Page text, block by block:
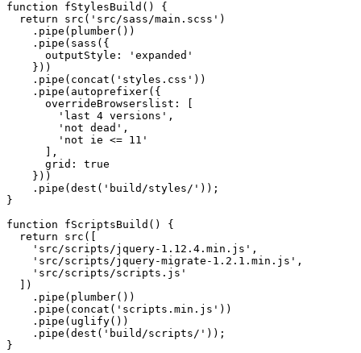
function fStylesBuild() {
  return src('src/sass/main.scss')
    .pipe(plumber())
    .pipe(sass({
      outputStyle: 'expanded'
    }))
    .pipe(concat('styles.css'))
    .pipe(autoprefixer({
      overrideBrowserslist: [
        'last 4 versions',
        'not dead',
        'not ie <= 11'
      ],
      grid: true
    }))
    .pipe(dest('build/styles/'));
}
function fScriptsBuild() {
  return src([
    'src/scripts/jquery-1.12.4.min.js',
    'src/scripts/jquery-migrate-1.2.1.min.js',
    'src/scripts/scripts.js'
  ])
    .pipe(plumber())
    .pipe(concat('scripts.min.js'))
    .pipe(uglify())
    .pipe(dest('build/scripts/'));
}